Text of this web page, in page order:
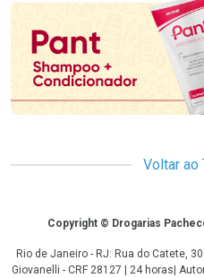
Voltar ao
CopyrightCopyright © Drogarias
Rio de Janeiro - RJ: Rua do Catete,
Giovanelli - CRF 28127 | 24 horas|